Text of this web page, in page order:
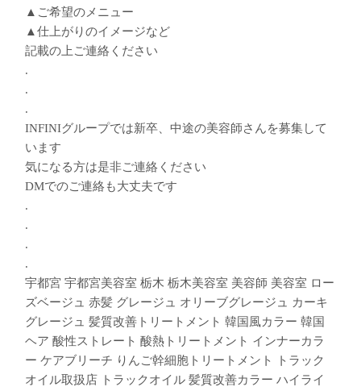
▲ご希望のメニュー
▲仕上がりのイメージなど
記載の上ご連絡ください
.
.
.
INFINIグループでは新卒、中途の美容師さんを募集して
います︎
気になる方は是非ご連絡ください
DMでのご連絡も大丈夫です︎
.
.
.
.
宇都宮 宇都宮美容室 栃木 栃木美容室 美容師 美容室 ロー
ズベージュ 赤髪 グレージュ オリーブグレージュ カーキ
グレージュ 髪質改善トリートメント 韓国風カラー 韓国
ヘア 酸性ストレート 酸熱トリートメント インナーカラ
ー ケアブリーチ りんご幹細胞トリートメント トラック
オイル取扱店 トラックオイル 髪質改善カラー ハイライ